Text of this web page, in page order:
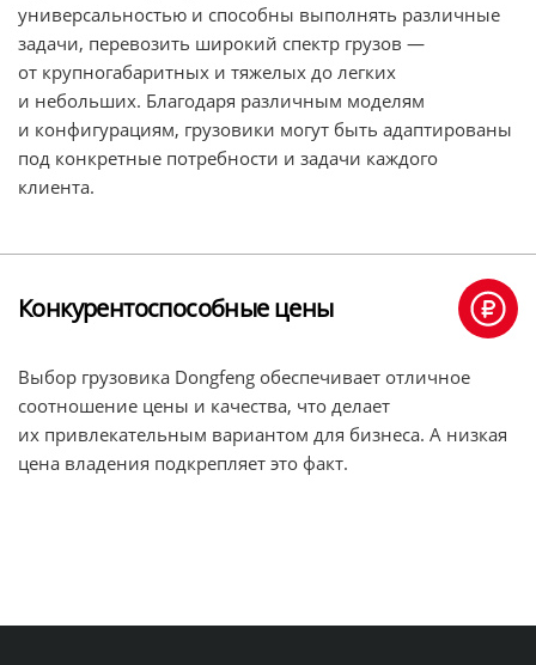
универсальностью и способны выполнять различные
задачи, перевозить широкий спектр грузов —
от крупногабаритных и тяжелых до легких
и небольших. Благодаря различным моделям
и конфигурациям, грузовики могут быть адаптированы
под конкретные потребности и задачи каждого
клиента.
Конкурентоспособные цены
Выбор грузовика Dongfeng обеспечивает отличное
соотношение цены и качества, что делает
их привлекательным вариантом для бизнеса. А низкая
цена владения подкрепляет это факт.